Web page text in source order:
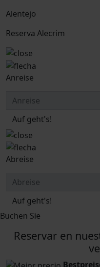
Alentejo
Reserva Alecrim
Anreise
Auf geht's!
Abreise
Auf geht's!
Buchen Sie
Reservar en